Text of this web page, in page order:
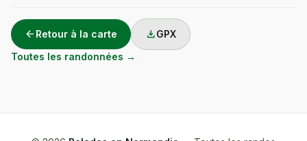
arrow_back Retour à la carte downloadGPX
Toutes les randonnées →